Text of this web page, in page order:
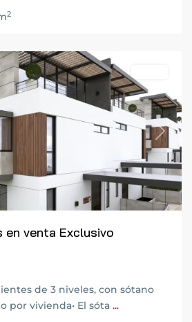
2
Next
en venta Exclusivo
de 3 niveles, con sótano
por vivienda• El sóta ...